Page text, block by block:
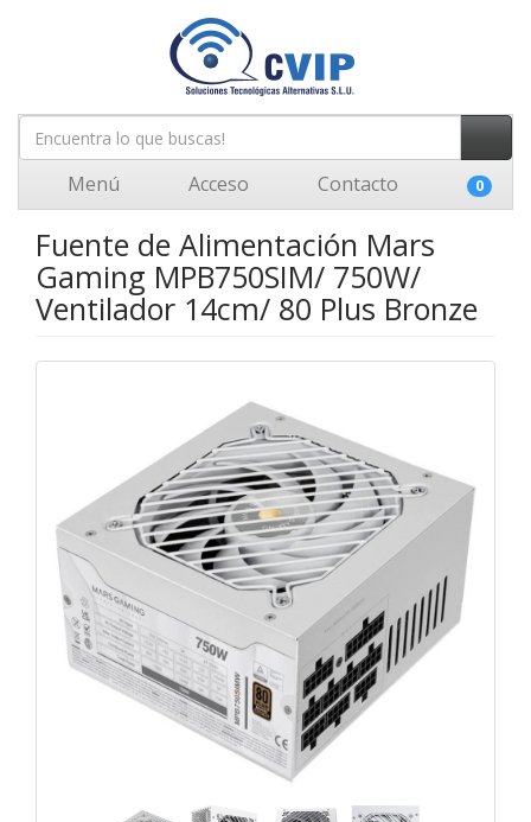
Menú Acceso Contacto 0
Fuente de Alimentación Mars
Gaming MPB750SIM/ 750W/
Ventilador 14cm/ 80 Plus Bronze